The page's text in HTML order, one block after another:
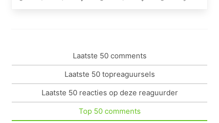
Laatste 50 comments
Laatste 50 topreaguursels
Laatste 50 reacties op deze reaguurder
Top 50 comments